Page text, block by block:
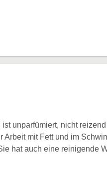
unparfümiert, nicht
mit Fett und im
hat auch eine reinigende